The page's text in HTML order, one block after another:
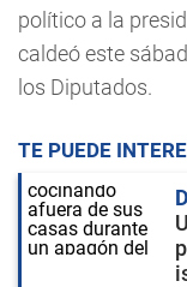
político a la
caldeó este
los Diputados.
TE PUEDE